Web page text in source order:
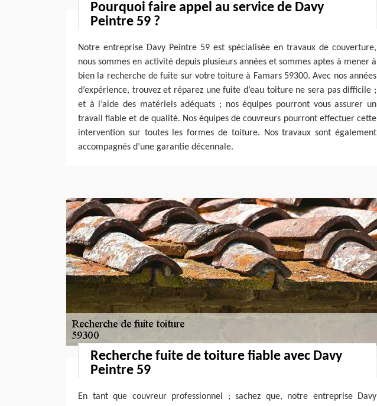
Pourquoi faire appel au service de Davy
Peintre 59 ?
Notre entreprise Davy Peintre 59 est spécialisée en travaux de couverture,
nous sommes en activité depuis plusieurs années et sommes aptes à mener à
bien la recherche de fuite sur votre toiture à Famars 59300. Avec nos années
d’expérience, trouvez et réparez une fuite d’eau toiture ne sera pas difficile ;
et à l’aide des matériels adéquats ; nos équipes pourront vous assurer un
travail fiable et de qualité. Nos équipes de couvreurs pourront effectuer cette
intervention sur toutes les formes de toiture. Nos travaux sont également
accompagnés d’une garantie décennale.
Recherche fuite de toiture fiable avec Davy
Peintre 59
En tant que couvreur professionnel ; sachez que, notre entreprise Davy